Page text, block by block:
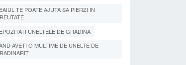
TE POATE AJUTA SA PIERZI IN
UNELTELE DE GRADINA
AVETI O MULTIME DE UNELTE DE